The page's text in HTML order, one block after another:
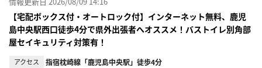
【宅配ボックス付・オートロック付】インターネット無料、鹿児
島中央駅西口徒歩4分で県外出張者へオススメ！バストイレ別角部
屋セイキュリティ対策有！
アクセス 指宿枕崎線「鹿児島中央駅」徒歩4分